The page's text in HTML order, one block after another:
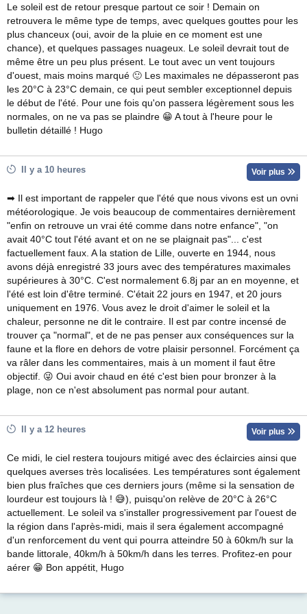
Le soleil est de retour presque partout ce soir ! Demain on
retrouvera le même type de temps, avec quelques gouttes pour les
plus chanceux (oui, avoir de la pluie en ce moment est une
chance), et quelques passages nuageux. Le soleil devrait tout de
même être un peu plus présent. Le tout avec un vent toujours
d'ouest, mais moins marqué 🙂 Les maximales ne dépasseront pas
les 20°C à 23°C demain, ce qui peut sembler exceptionnel depuis
le début de l'été. Pour une fois qu'on passera légèrement sous les
normales, on ne va pas se plaindre 😁 A tout à l'heure pour le
bulletin détaillé ! Hugo
Il y a 10 heures Voir plus
➡ Il est important de rappeler que l'été que nous vivons est un ovni
météorologique. Je vois beaucoup de commentaires dernièrement
"enfin on retrouve un vrai été comme dans notre enfance", "on
avait 40°C tout l'été avant et on ne se plaignait pas"... c'est
factuellement faux. A la station de Lille, ouverte en 1944, nous
avons déjà enregistré 33 jours avec des températures maximales
supérieures à 30°C. C'est normalement 6.8j par an en moyenne, et
l'été est loin d'être terminé. C'était 22 jours en 1947, et 20 jours
uniquement en 1976. Vous avez le droit d'aimer le soleil et la
chaleur, personne ne dit le contraire. Il est par contre incensé de
trouver ça "normal", et de ne pas penser aux conséquences sur la
faune et la flore en dehors de votre plaisir personnel. Forcément ça
va râler dans les commentaires, mais à un moment il faut être
objectif. 😜 Oui avoir chaud en été c'est bien pour bronzer à la
plage, non ce n'est absolument pas normal pour autant.
Il y a 12 heures Voir plus
Ce midi, le ciel restera toujours mitigé avec des éclaircies ainsi que
quelques averses très localisées. Les températures sont également
bien plus fraîches que ces derniers jours (même si la sensation de
lourdeur est toujours là ! 😅), puisqu'on relève de 20°C à 26°C
actuellement. Le soleil va s'installer progressivement par l'ouest de
la région dans l'après-midi, mais il sera également accompagné
d'un renforcement du vent qui pourra atteindre 50 à 60km/h sur la
bande littorale, 40km/h à 50km/h dans les terres. Profitez-en pour
aérer 😁 Bon appétit, Hugo